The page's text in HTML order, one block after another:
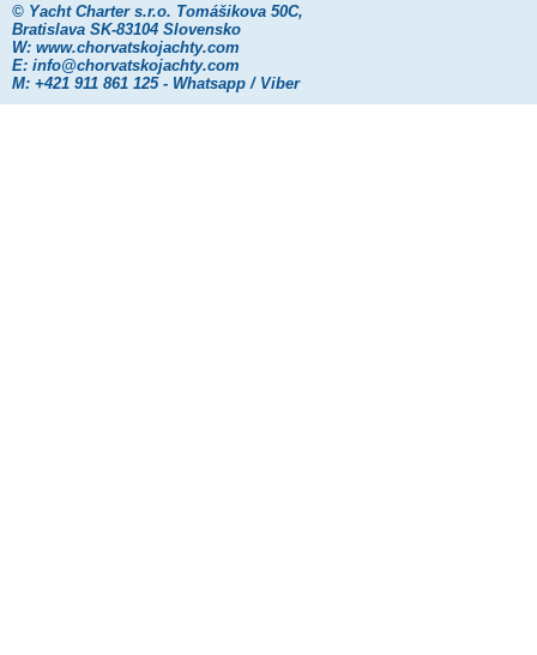
© Yacht Charter s.r.o. Tomášikova 50C,
Bratislava SK-83104 Slovensko
W: www.chorvatskojachty.com
E: info@chorvatskojachty.com
M: +421 911 861 125 - Whatsapp / Viber